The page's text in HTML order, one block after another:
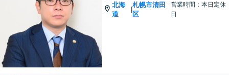
北海
道
|
札幌市清田
区
営業時間：本日定休
日